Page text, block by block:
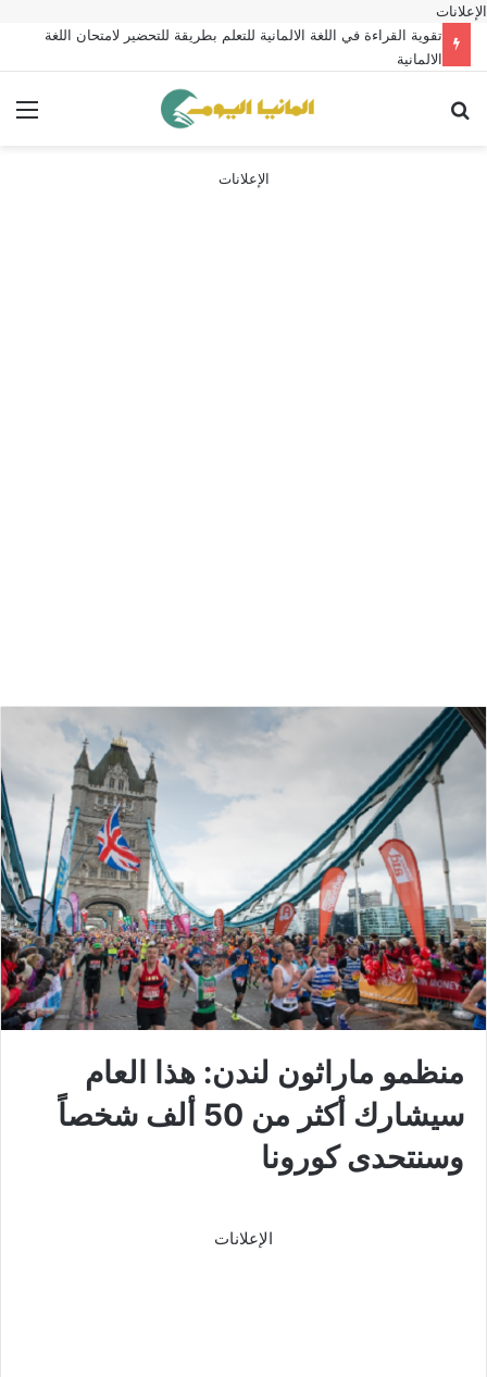
الإعلانات
تقوية القراءة في اللغة الالمانية للتعلم بطريقة للتحضير لامتحان اللغة
الالمانية
الإعلانات
منظمو ماراثون لندن: هذا العام
سيشارك أكثر من 50 ألف شخصاً
وسنتحدى كورونا
الإعلانات